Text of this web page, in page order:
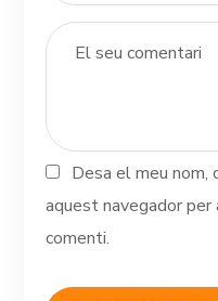
Desa el meu nom,
aquest navegador per
comenti.